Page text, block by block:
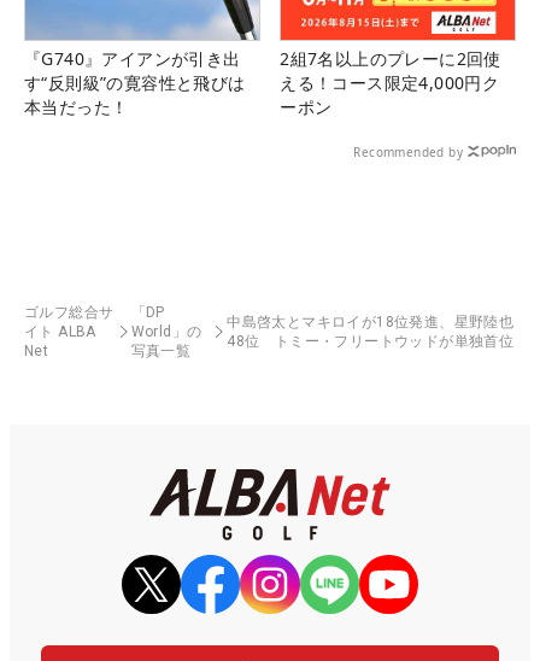
『G740』アイアンが引き出
す“反則級”の寛容性と飛びは
本当だった！
2組7名以上のプレーに2回使
える！コース限定4,000円ク
ーポン
Recommended by
ゴルフ総合サ
イト ALBA
Net
「DP
World」の
写真一覧
中島啓太とマキロイが18位発進、星野陸也
48位 トミー・フリートウッドが単独首位